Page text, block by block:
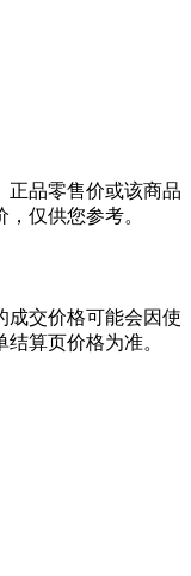
正品零售价或该商品
仅供您参考。
成交价格可能会因使
算页价格为准。